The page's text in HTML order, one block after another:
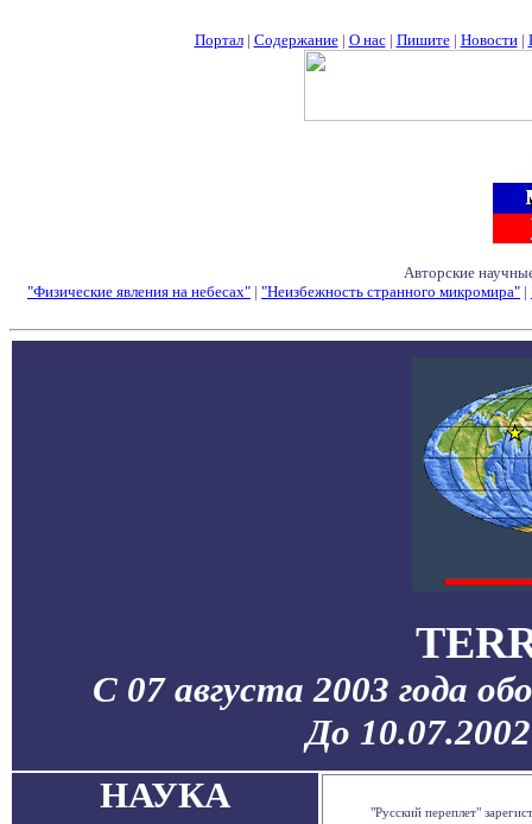
Портал| Содержание| О нас| Пишите| Новости|
Авторские
"Физические явления на небесах" | "Неизбежность странного микромира" |
С 07 августа 2003 года
До
НАУКА
"Русский переплет"